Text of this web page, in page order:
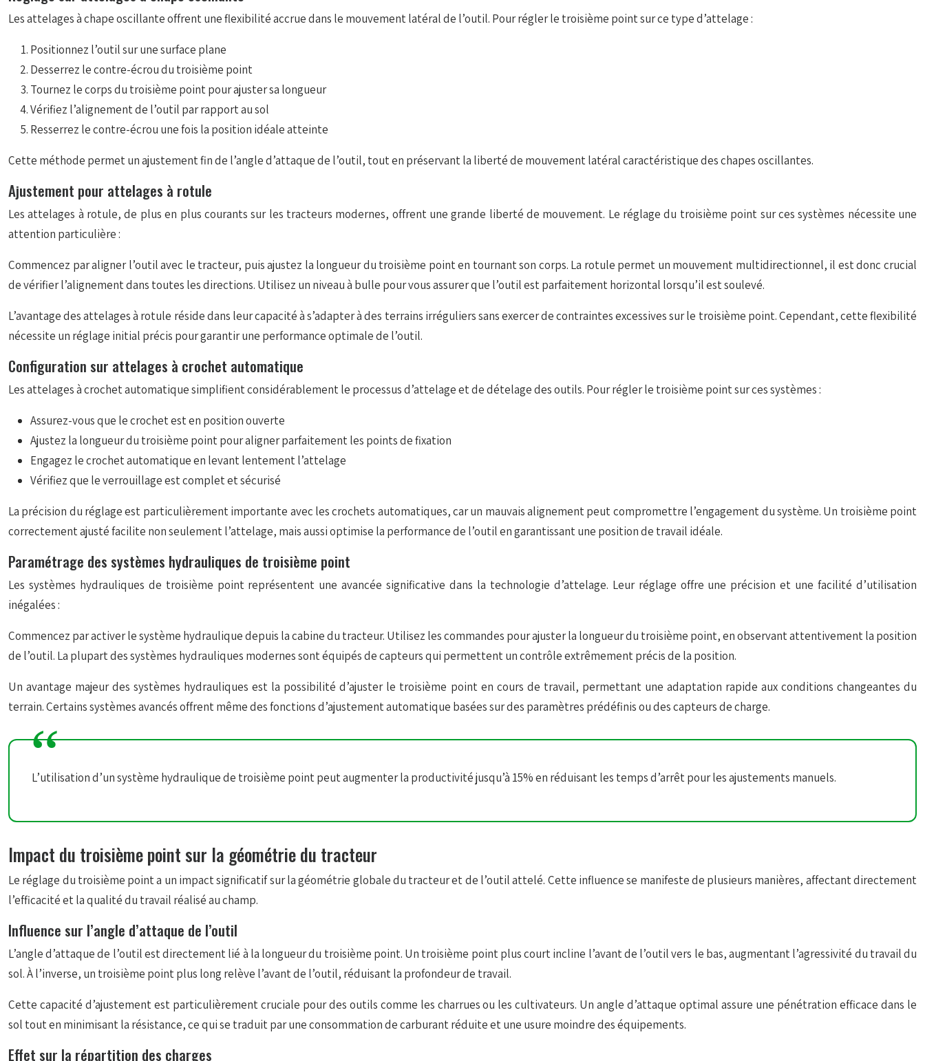
Les attelages à chape oscillante offrent une flexibilité accrue dans le mouvement latéral de l’outil. Pour régler le troisième point sur ce type d’attelage :
Positionnez l’outil sur une surface plane
Desserrez le contre-écrou du troisième point
Tournez le corps du troisième point pour ajuster sa longueur
Vérifiez l’alignement de l’outil par rapport au sol
Resserrez le contre-écrou une fois la position idéale atteinte
Cette méthode permet un ajustement fin de l’angle d’attaque de l’outil, tout en préservant la liberté de mouvement latéral caractéristique des chapes oscillantes.
Ajustement pour attelages à rotule
Les attelages à rotule, de plus en plus courants sur les tracteurs modernes, offrent une grande liberté de mouvement. Le réglage du troisième point sur ces systèmes nécessite une
attention particulière :
Commencez par aligner l’outil avec le tracteur, puis ajustez la longueur du troisième point en tournant son corps. La rotule permet un mouvement multidirectionnel, il est donc crucial
de vérifier l’alignement dans toutes les directions. Utilisez un niveau à bulle pour vous assurer que l’outil est parfaitement horizontal lorsqu’il est soulevé.
L’avantage des attelages à rotule réside dans leur capacité à s’adapter à des terrains irréguliers sans exercer de contraintes excessives sur le troisième point. Cependant, cette flexibilité
nécessite un réglage initial précis pour garantir une performance optimale de l’outil.
Configuration sur attelages à crochet automatique
Les attelages à crochet automatique simplifient considérablement le processus d’attelage et de dételage des outils. Pour régler le troisième point sur ces systèmes :
Assurez-vous que le crochet est en position ouverte
Ajustez la longueur du troisième point pour aligner parfaitement les points de fixation
Engagez le crochet automatique en levant lentement l’attelage
Vérifiez que le verrouillage est complet et sécurisé
La précision du réglage est particulièrement importante avec les crochets automatiques, car un mauvais alignement peut compromettre l’engagement du système. Un troisième point
correctement ajusté facilite non seulement l’attelage, mais aussi optimise la performance de l’outil en garantissant une position de travail idéale.
Paramétrage des systèmes hydrauliques de troisième point
Les systèmes hydrauliques de troisième point représentent une avancée significative dans la technologie d’attelage. Leur réglage offre une précision et une facilité d’utilisation
inégalées :
Commencez par activer le système hydraulique depuis la cabine du tracteur. Utilisez les commandes pour ajuster la longueur du troisième point, en observant attentivement la position
de l’outil. La plupart des systèmes hydrauliques modernes sont équipés de capteurs qui permettent un contrôleextrêmement précisde la position.
Un avantage majeur des systèmes hydrauliques est la possibilité d’ajuster le troisième point en cours de travail, permettant une adaptation rapide aux conditions changeantes du
terrain. Certains systèmes avancés offrent même des fonctions d’ajustement automatique basées sur des paramètres prédéfinis ou des capteurs de charge.
L’utilisation d’un système hydraulique de troisième point peut augmenter la productivité jusqu’à 15% en réduisant les temps d’arrêt pour les ajustements manuels.
Impact du troisième point sur la géométrie du tracteur
Le réglage du troisième point a un impact significatif sur la géométrie globale du tracteur et de l’outil attelé. Cette influence se manifeste de plusieurs manières, affectant directement
l’efficacité et la qualité du travail réalisé au champ.
Influence sur l’angle d’attaque de l’outil
L’angle d’attaque de l’outil estdirectement lié à la longueur du troisième point. Un troisième point plus court incline l’avant de l’outil vers le bas, augmentant l’agressivité du travail du
sol. À l’inverse, un troisième point plus long relève l’avant de l’outil, réduisant la profondeur de travail.
Cette capacité d’ajustement est particulièrement cruciale pour des outils comme les charrues ou les cultivateurs. Un angle d’attaque optimal assure une pénétration efficace dans le
sol tout en minimisant la résistance, ce qui se traduit par une consommation de carburant réduite et une usure moindre des équipements.
Effet sur la répartition des charges